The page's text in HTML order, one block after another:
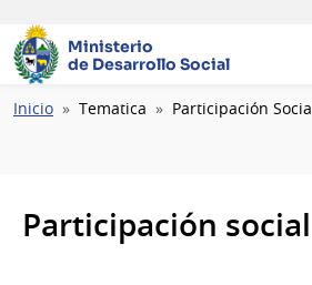
Ministerio
de Desarrollo Social
Ruta
Inicio Tematica Participación Social
Participación social